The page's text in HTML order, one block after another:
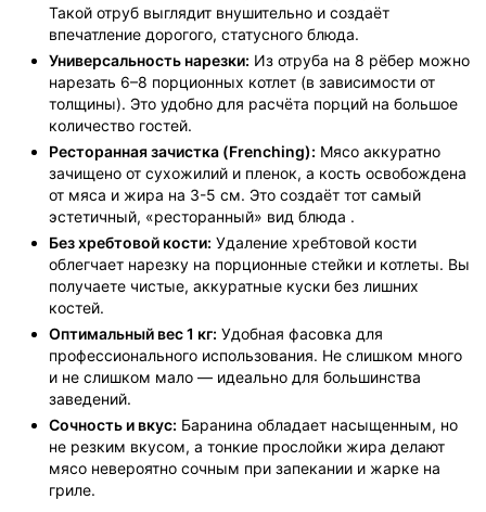
Такой отруб выглядит внушительно и создаёт
впечатление дорогого, статусного блюда.
Универсальность нарезки: Из отруба на 8 рёбер можно
нарезать 6–8 порционных котлет (в зависимости от
толщины). Это удобно для расчёта порций на большое
количество гостей.
Ресторанная зачистка (Frenching): Мясо аккуратно
зачищено от сухожилий и пленок, а кость освобождена
от мяса и жира на 3-5 см. Это создаёт тот самый
эстетичный, «ресторанный» вид блюда .
Без хребтовой кости: Удаление хребтовой кости
облегчает нарезку на порционные стейки и котлеты. Вы
получаете чистые, аккуратные куски без лишних
костей.
Оптимальный вес 1 кг: Удобная фасовка для
профессионального использования. Не слишком много
и не слишком мало — идеально для большинства
заведений.
Сочность и вкус: Баранина обладает насыщенным, но
не резким вкусом, а тонкие прослойки жира делают
мясо невероятно сочным при запекании и жарке на
гриле.